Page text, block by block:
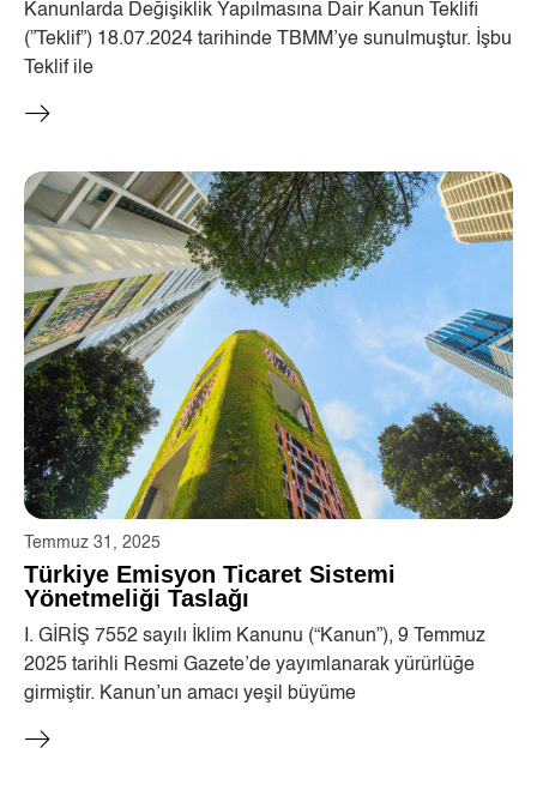
Kanunlarda Değişiklik Yapılmasına Dair Kanun Teklifi
(”Teklif”) 18.07.2024 tarihinde TBMM’ye sunulmuştur. İşbu
Teklif ile
Temmuz 31, 2025
Türkiye Emisyon Ticaret Sistemi
Yönetmeliği Taslağı
I. GİRİŞ 7552 sayılı İklim Kanunu (“Kanun”), 9 Temmuz
2025 tarihli Resmi Gazete’de yayımlanarak yürürlüğe
girmiştir. Kanun’un amacı yeşil büyüme